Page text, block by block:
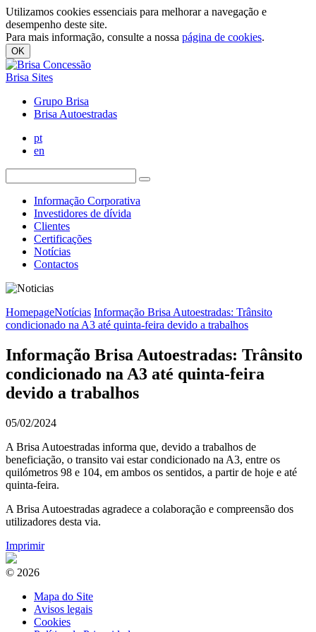
Utilizamos cookies essenciais para melhorar a navegação e
desempenho deste site.
Para mais informação, consulte a nossa página de cookies.
OK
Brisa Sites
Grupo Brisa
Brisa Autoestradas
pt
en
Informação Corporativa
Investidores de dívida
Clientes
Certificações
Notícias
Contactos
HomepageNotícias Informação Brisa Autoestradas: Trânsito
condicionado na A3 até quinta-feira devido a trabalhos
Informação Brisa Autoestradas: Trânsito
condicionado na A3 até quinta-feira
devido a trabalhos
05/02/2024
A Brisa Autoestradas informa que, devido a trabalhos de
beneficiação, o transito vai estar condicionado na A3, entre os
quilómetros 98 e 104, em ambos os sentidos, a partir de hoje e até
quinta-feira.
A Brisa Autoestradas agradece a colaboração e compreensão dos
utilizadores desta via.
Imprimir
© 2026
Mapa do Site
Avisos legais
Cookies